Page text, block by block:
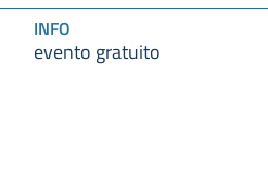
INFO
evento gratuito